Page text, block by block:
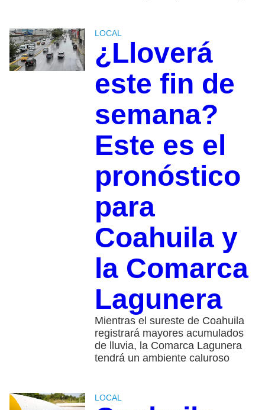
LOCAL
¿Lloverá
este fin de
semana?
Este es el
pronóstico
para
Coahuila y
la Comarca
Lagunera
Mientras el sureste de Coahuila
registrará mayores acumulados
de lluvia, la Comarca Lagunera
tendrá un ambiente caluroso
LOCAL